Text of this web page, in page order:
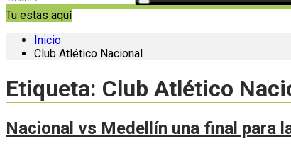
Tu estas aquí
Inicio
Club Atlético Nacional
Etiqueta: Club Atlético
Nacional vs Medellín una final para